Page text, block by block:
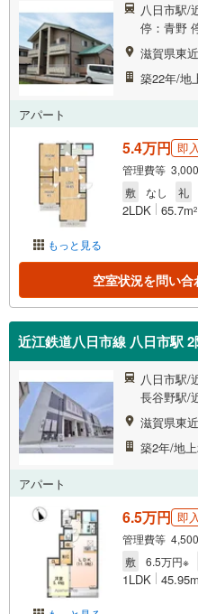
八日市駅/
停：青野
滋賀県東
築22年/地
アパート
もっと見る
5.4万円 即
管理費等
敷
なし 礼
2LDK 65.7m2
空室状況を問い合
近江鉄道八日市線 八日市駅
八日市駅/
長谷野駅/
滋賀県東
築2年/地
アパート
6.5万円 即
管理費等
敷
6.5万円※
1LDK 45.95m